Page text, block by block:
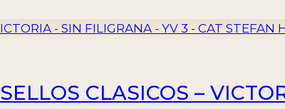
CLASICOS –